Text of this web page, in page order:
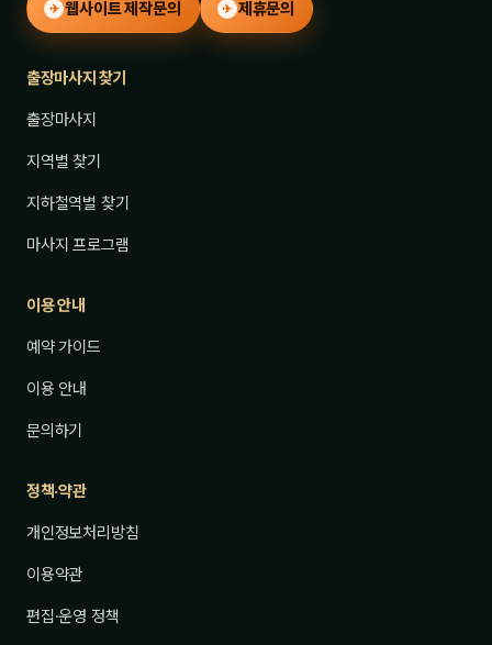
✈ 웹사이트 제작문의 ✈ 제휴문의
출장마사지 찾기
출장마사지
지역별 찾기
지하철역별 찾기
마사지 프로그램
이용 안내
예약 가이드
이용 안내
문의하기
정책·약관
개인정보처리방침
이용약관
편집·운영 정책